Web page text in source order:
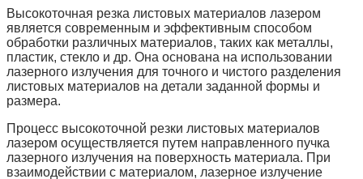
Высокоточная резка листовых материалов лазером
является современным и эффективным способом
обработки различных материалов, таких как металлы,
пластик, стекло и др. Она основана на использовании
лазерного излучения для точного и чистого разделения
листовых материалов на детали заданной формы и
размера.
Процесс высокоточной резки листовых материалов
лазером осуществляется путем направленного пучка
лазерного излучения на поверхность материала. При
взаимодействии с материалом, лазерное излучение